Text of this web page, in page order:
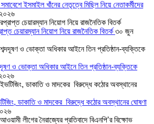
ইসমাইল খাঁনের নেতৃত্বে মিছিল নিয়ে নেতাকর্মীদের
চেয়ারম্যান নিয়োগ নিয়ে রাজনৈতিক বিতর্ক ৩০ জুন
ও ভোক্তা অধিকার আইনে তিন প্রতিষ্ঠান-ব্যক্তিকে
ডাকাতি ও মাদকের বিরুদ্ধে কঠোর অবস্থানের ঘোষণা